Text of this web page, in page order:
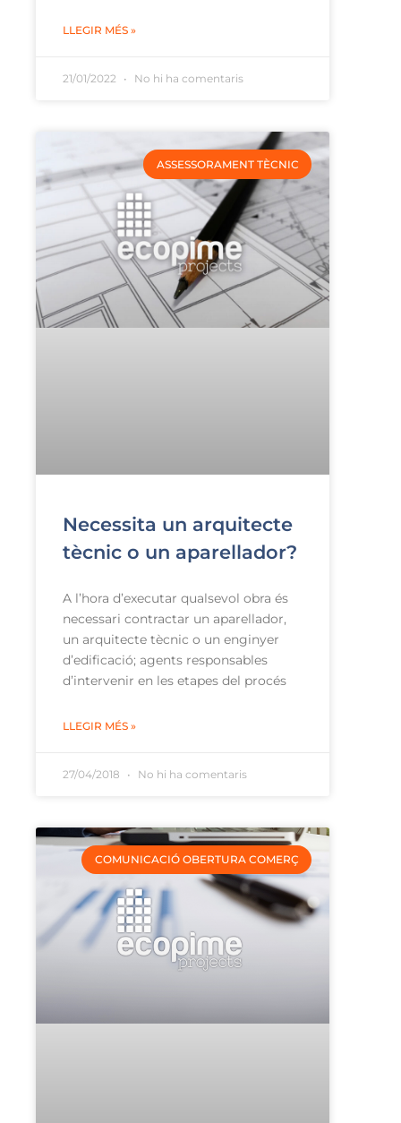
LLEGIR MÉS »
21/01/2022 No hi ha comentaris
ASSESSORAMENT TÈCNIC
Necessita un arquitecte
tècnic o un aparellador?
A l’hora d’executar qualsevol obra és
necessari contractar un aparellador,
un arquitecte tècnic o un enginyer
d’edificació; agents responsables
d’intervenir en les etapes del procés
LLEGIR MÉS »
27/04/2018 No hi ha comentaris
COMUNICACIÓ OBERTURA COMERÇ